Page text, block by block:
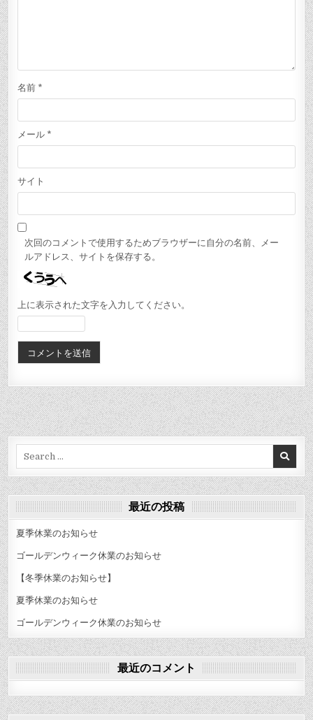
名前 *
メール *
サイト
次回のコメントで使用するためブラウザーに自分の名前、メー
ルアドレス、サイトを保存する。
上に表示された文字を入力してください。
最近の投稿
夏季休業のお知らせ
ゴールデンウィーク休業のお知らせ
【冬季休業のお知らせ】
夏季休業のお知らせ
ゴールデンウィーク休業のお知らせ
最近のコメント